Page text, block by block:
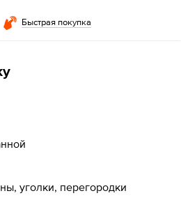
Быстрая покупка
уголки, перегородки